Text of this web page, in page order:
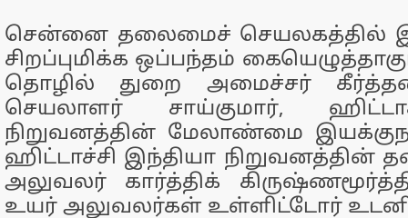
சென்னை தலைமைச் செயலகத்தில்
சிறப்புமிக்க ஒப்பந்தம்
தொழில் துறை அமைச்சர்
செயலாளர் சாய்குமார்,
நிறுவனத்தின் மேலாண்மை
ஹிட்டாச்சி இந்தியா நிறுவனத்தின்
அலுவலர் கார்த்திக்
உயர் அலுவலர்கள் உள்ளிட்டோர்